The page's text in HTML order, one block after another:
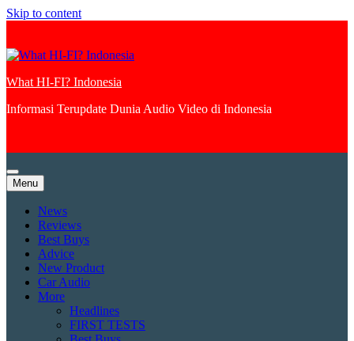
Skip to content
What HI-FI? Indonesia
Informasi Terupdate Dunia Audio Video di Indonesia
Menu
News
Reviews
Best Buys
Advice
New Product
Car Audio
More
Headlines
FIRST TESTS